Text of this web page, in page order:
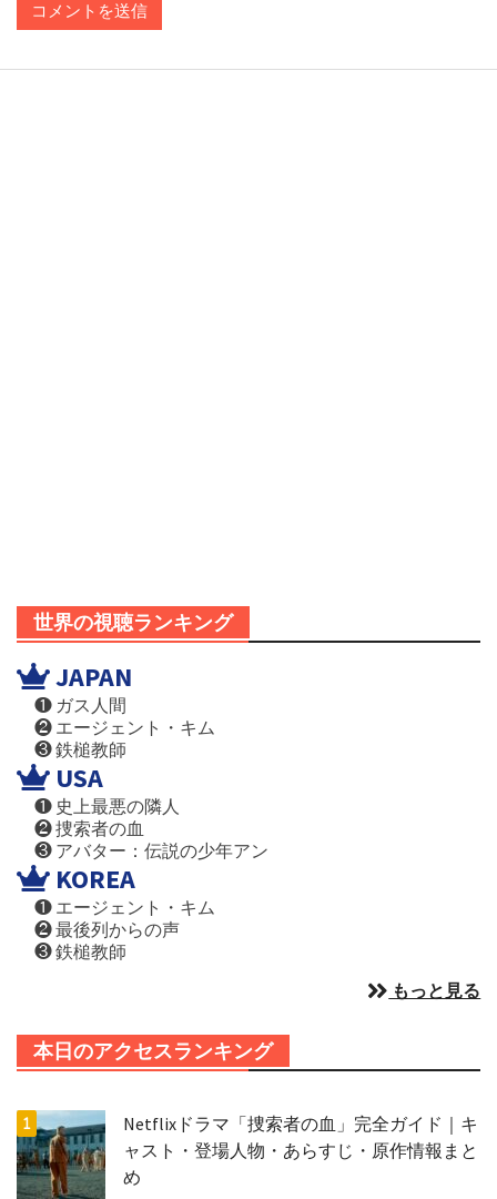
世界の視聴ランキング
JAPAN
❶ ガス人間
❷ エージェント・キム
❸ 鉄槌教師
USA
❶ 史上最悪の隣人
❷ 捜索者の血
❸ アバター：伝説の少年アン
KOREA
❶ エージェント・キム
❷ 最後列からの声
❸ 鉄槌教師
もっと見る
本日のアクセスランキング
Netflixドラマ「捜索者の血」完全ガイド｜キ
ャスト・登場人物・あらすじ・原作情報まと
め